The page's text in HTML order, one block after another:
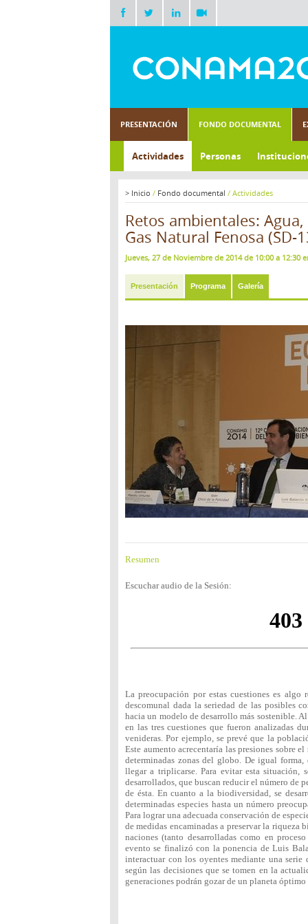
PRESENTACIÓN FONDO DOCUMENTAL
Actividades Personas
> Inicio / Fondo documental / Actividades
Retos ambientales:
Gas Natural Fenosa (SD-
Jueves, 27 de Noviembre de 2014 de 10:00 a 12:30
Presentación Programa Galería
Resumen
Escuchar audio de la Sesión:
La preocupación por estas cuestiones es
descomunal dada la seriedad de las posibles
hacia un modelo de desarrollo más sostenible.
en las tres cuestiones que fueron analizadas
venideras. Por ejemplo, se prevé que la
Este aumento acrecentaría las presiones sobre
determinadas zonas del globo. De igual
llegar a triplicarse. Para evitar esta situación,
desarrollados, que buscan reducir el número de
de ésta. En cuanto a la biodiversidad, se
determinadas especies hasta un número
Para lograr una adecuada conservación de
de medidas encaminadas a preservar la riqueza
naciones (tanto desarrolladas como en
evento se finalizó con la ponencia de Luis
interactuar con los oyentes mediante una serie
según las decisiones que se tomen en la
generaciones podrán gozar de un planeta